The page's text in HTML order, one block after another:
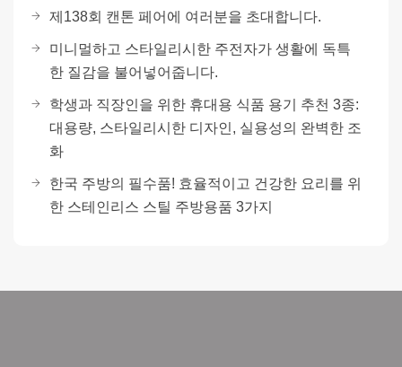
제138회 캔톤 페어에 여러분을 초대합니다.
미니멀하고 스타일리시한 주전자가 생활에 독특
한 질감을 불어넣어줍니다.
학생과 직장인을 위한 휴대용 식품 용기 추천 3종:
대용량, 스타일리시한 디자인, 실용성의 완벽한 조
화
한국 주방의 필수품! 효율적이고 건강한 요리를 위
한 스테인리스 스틸 주방용품 3가지